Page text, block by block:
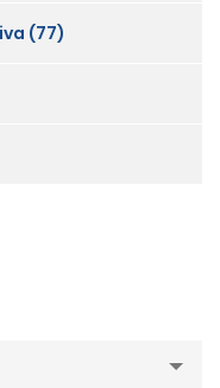
(77)